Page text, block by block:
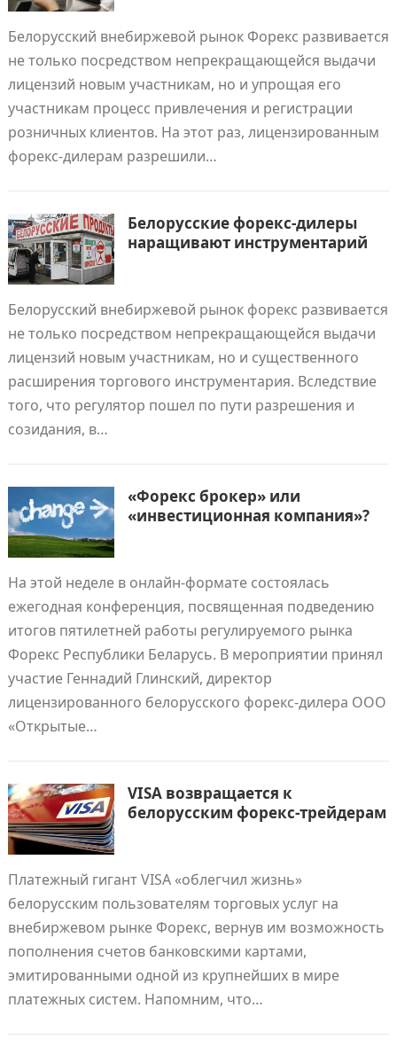
Белорусский внебиржевой рынок Форекс развивается
не только посредством непрекращающейся выдачи
лицензий новым участникам, но и упрощая его
участникам процесс привлечения и регистрации
розничных клиентов. На этот раз, лицензированным
форекс-дилерам разрешили…
Белорусские форекс-дилеры
наращивают инструментарий
Белорусский внебиржевой рынок форекс развивается
не только посредством непрекращающейся выдачи
лицензий новым участникам, но и существенного
расширения торгового инструментария. Вследствие
того, что регулятор пошел по пути разрешения и
созидания, в…
«Форекс брокер» или
«инвестиционная компания»?
На этой неделе в онлайн-формате состоялась
ежегодная конференция, посвященная подведению
итогов пятилетней работы регулируемого рынка
Форекс Республики Беларусь. В мероприятии принял
участие Геннадий Глинский, директор
лицензированного белорусского форекс-дилера ООО
«Открытые…
VISA возвращается к
белорусским форекс-трейдерам
Платежный гигант VISA «облегчил жизнь»
белорусским пользователям торговых услуг на
внебиржевом рынке Форекс, вернув им возможность
пополнения счетов банковскими картами,
эмитированными одной из крупнейших в мире
платежных систем. Напомним, что…